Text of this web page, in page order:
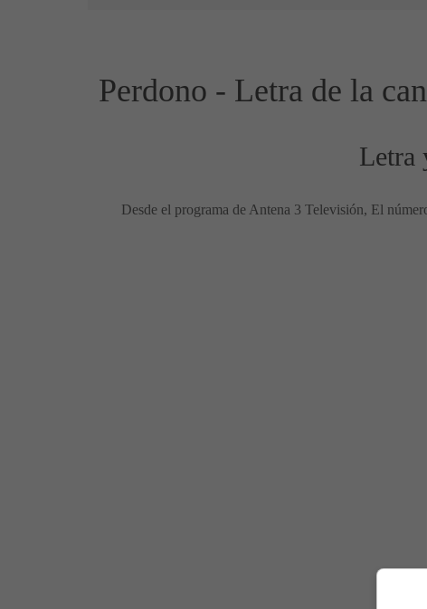
Perdono - Letra de la
Letra
Desde el programa de Antena 3 Televisión, El